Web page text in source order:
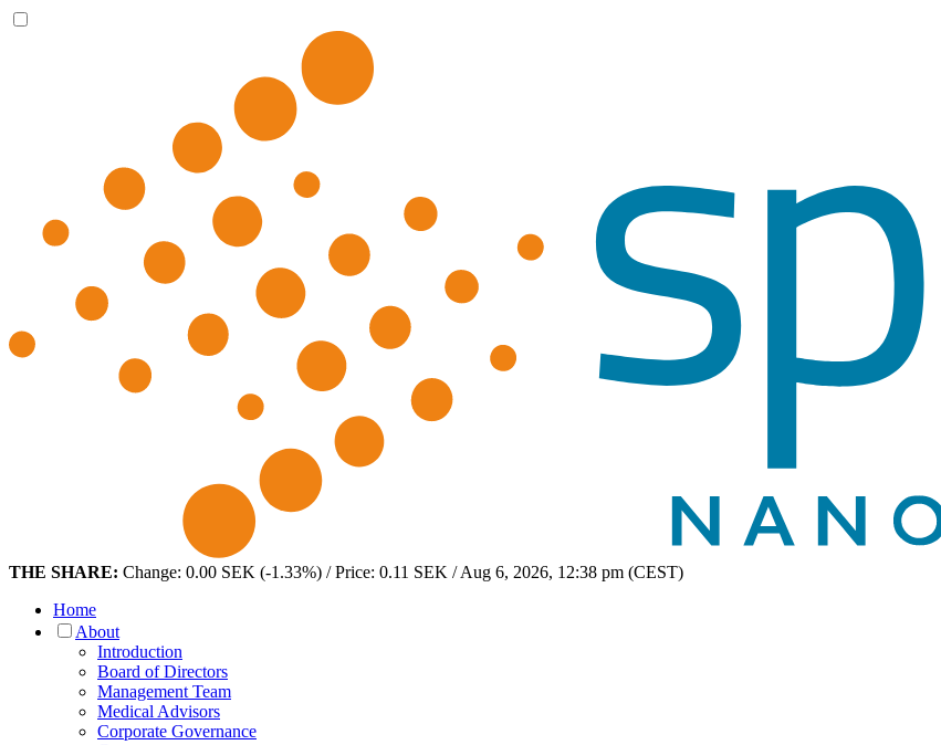
THE SHARE: Change: 0.00 SEK (-1.33%) / Price: 0.11 SEK / Aug 6, 2026, 12:38 pm (CEST)
Home
About
Introduction
Board of Directors
Management Team
Medical Advisors
Corporate Governance